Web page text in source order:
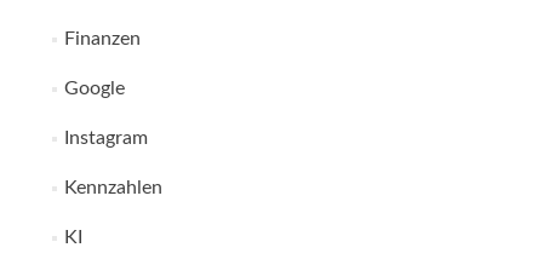
Finanzen
Google
Instagram
Kennzahlen
KI